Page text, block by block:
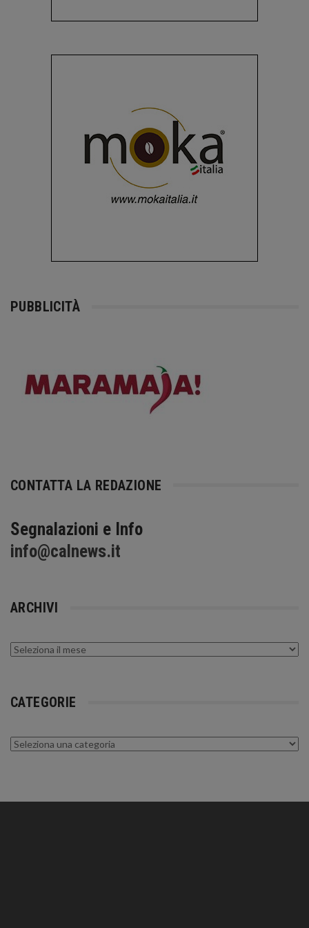
PUBBLICITÀ
CONTATTA LA REDAZIONE
Segnalazioni e Info
info@calnews.it
ARCHIVI
Archivi
CATEGORIE
Categorie